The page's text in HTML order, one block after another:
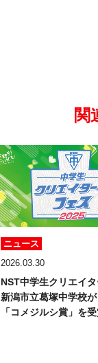
関
ニュース
2026.03.30
NST中学生クリエイ
新潟市立葛塚中学校
「コメジルシ賞」を受